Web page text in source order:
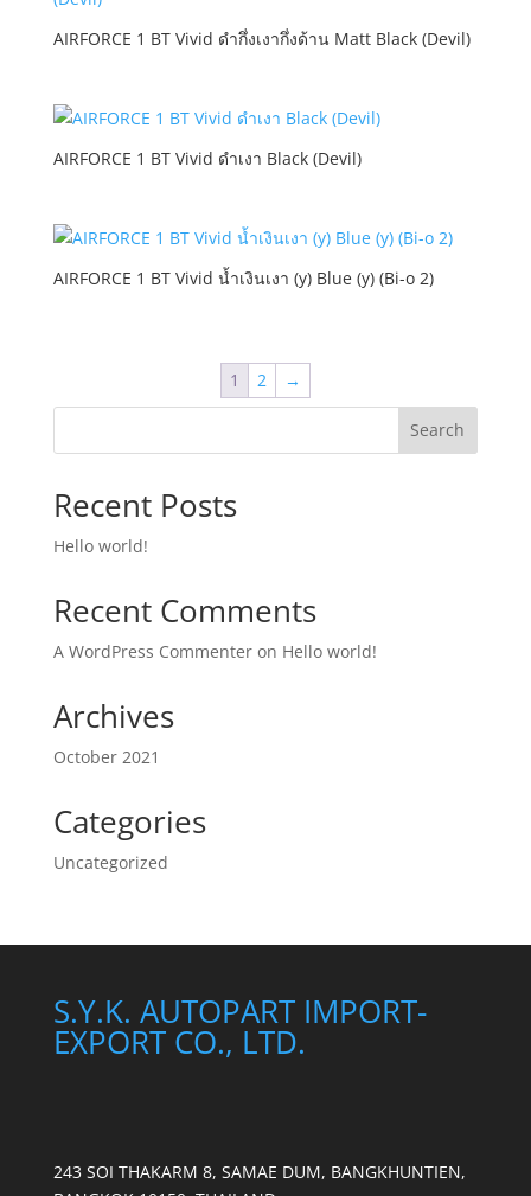
AIRFORCE 1 BT Vivid ดำกึ่งเงากึ่งด้าน Matt Black (Devil)
AIRFORCE 1 BT Vivid ดำเงา Black (Devil)
AIRFORCE 1 BT Vivid น้ำเงินเงา (y) Blue (y) (Bi-o 2)
1 2 →
Search
Recent Posts
Hello world!
Recent Comments
A WordPress Commenteron Hello world!
Archives
October 2021
Categories
Uncategorized
S.Y.K. AUTOPART IMPORT-
EXPORT CO., LTD.
243 SOI THAKARM 8, SAMAE DUM, BANGKHUNTIEN,